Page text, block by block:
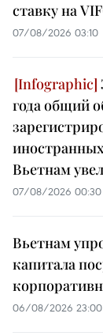
ставку на
07/08/2026 03:10
года общий
Вьетнам
07/08/2026 00:30
Вьетнам
капитала
06/08/2026 23:00